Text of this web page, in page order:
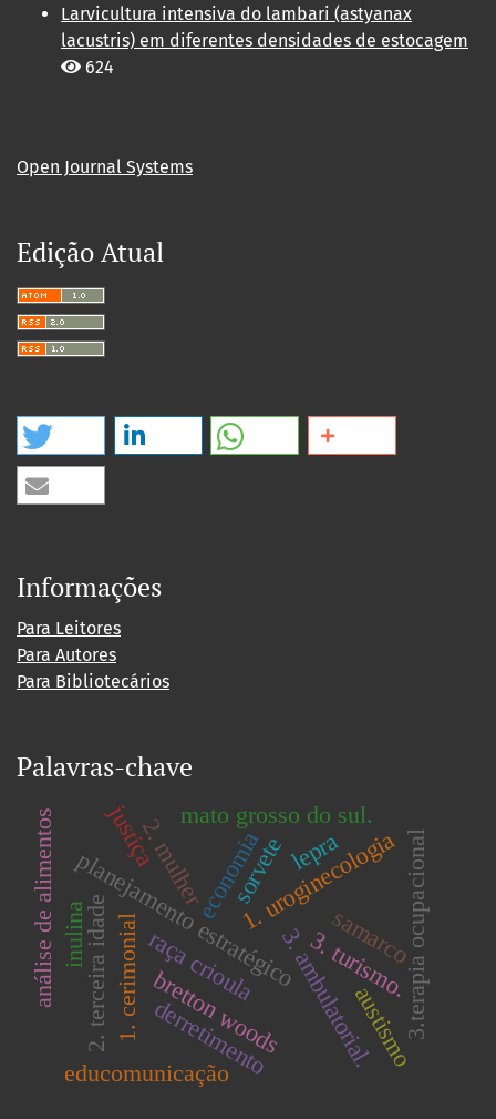
Larvicultura intensiva do lambari (astyanax
lacustris) em diferentes densidades de estocagem
624
Open Journal Systems
Edição Atual
Informações
Para Leitores
Para Autores
Para Bibliotecários
Palavras-chave
planejamento estratégico
1. cerimonial
economia
bretton woods3. ambulatorial.
1. uroginecologia
2. terceira idade 3.terapia ocupacional
2. mulher
3. turismo.
mato grosso do sul.
raça crioula samarco
derretimento
justiça
educomunicação
austismo
sorvete
inulina
análise de alimentos lepra